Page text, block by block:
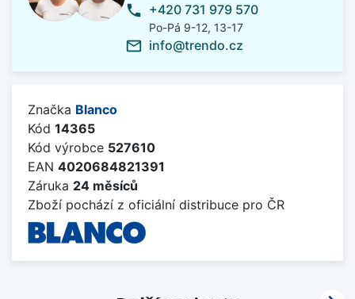
phone +420 731 979 570
Po-Pá 9-12, 13-17
mail_outline info@trendo.cz
Značka Blanco
Kód 14365
Kód výrobce 527610
EAN 4020684821391
Záruka 24 měsíců
Zboží pochází z oficiální distribuce pro ČR